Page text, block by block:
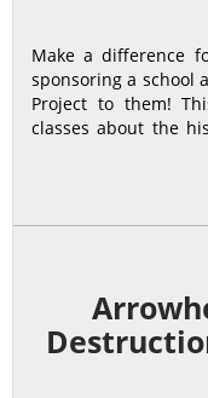
Make a difference
sponsoring a school
Project to them!
classes about the